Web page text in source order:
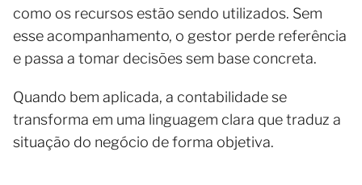
como os recursos estão sendo utilizados. Sem
esse acompanhamento, o gestor perde referência
e passa a tomar decisões sem base concreta.
Quando bem aplicada, a contabilidade se
transforma em uma linguagem clara que traduz a
situação do negócio de forma objetiva.